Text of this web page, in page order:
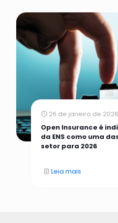
26 de janeiro de 2026
Open Insurance é
da ENS como uma
setor para 2026
Leia mais